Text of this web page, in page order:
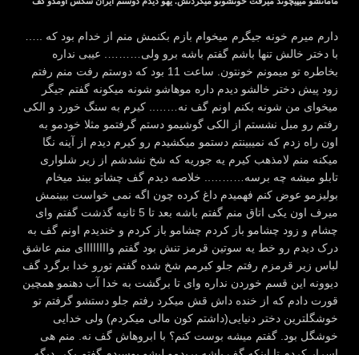
با دختر خالش تنها باشم گفتم باشه برو ولی………. عیبی نداره
بخاطره تو میمونم خونتون. ساعت 11 بود که دوستم رفت منم رفتم
زود پیش دختر خالشو دیدم داره موهاشو شونه میکونه گفتم جیگر
میخوای من شونه بکنم اونم گف نه…….. کیرم به سنگ خورد و الکی
رفتم رو مبل نشستم از الکی گوشیمو دستم گرفتمو مثلا خودمو به
اون راه زدم که نمیبینتم دستمو میکشیدم رو کیرم دیدم از آینه نگا
میکنه منم لامذهب کیرم یه جوریه که شخ نشدشم از زیر شلواری
تابلو میشه چه برسه……….. خلاصه دیدم گف چشاتو ببند میخام
بولیزمو عوض کنم فهمیدم داغ کرده چون اگه نمی خواست ببینمش
میرف اون یکی اتاق منم گفتم باشه بعد تا 5 ثانیه گذشت گفتم وای
چشام و زود چشامو باز کردم چشامو باز کردم و خندیدم اونم گف به
درک دیدم رو خط یه سوتین قرمز تنش بود گفتم واااااااای منم عاشق
لباس زیر قرمزم رفتم جلو کیرمم شخ شده گفتم تورو خدا برگرد گف
دیوونه این قسم خوردن نداره وای تا برگشت به خدا آب دهنمو همچین
قورت دادم که از خنده داش قش میکرد رفتم جلو دستشو گرفتم تو
خوشگلترین دختر دنیایی(داشتم کون مالی میکردم) ولی خدایی
خوشگل بود. گفتم میشه بوست کنم؟ با ابروهاش گف نه. منم هی